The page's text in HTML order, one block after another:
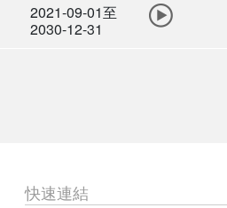
2021-09-01至
2030-12-31
快速連結